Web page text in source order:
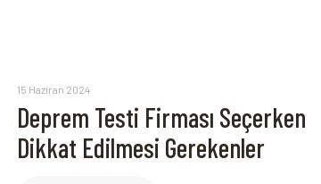
15 Haziran 2024
Deprem Testi Firması Seçerken
Dikkat Edilmesi Gerekenler